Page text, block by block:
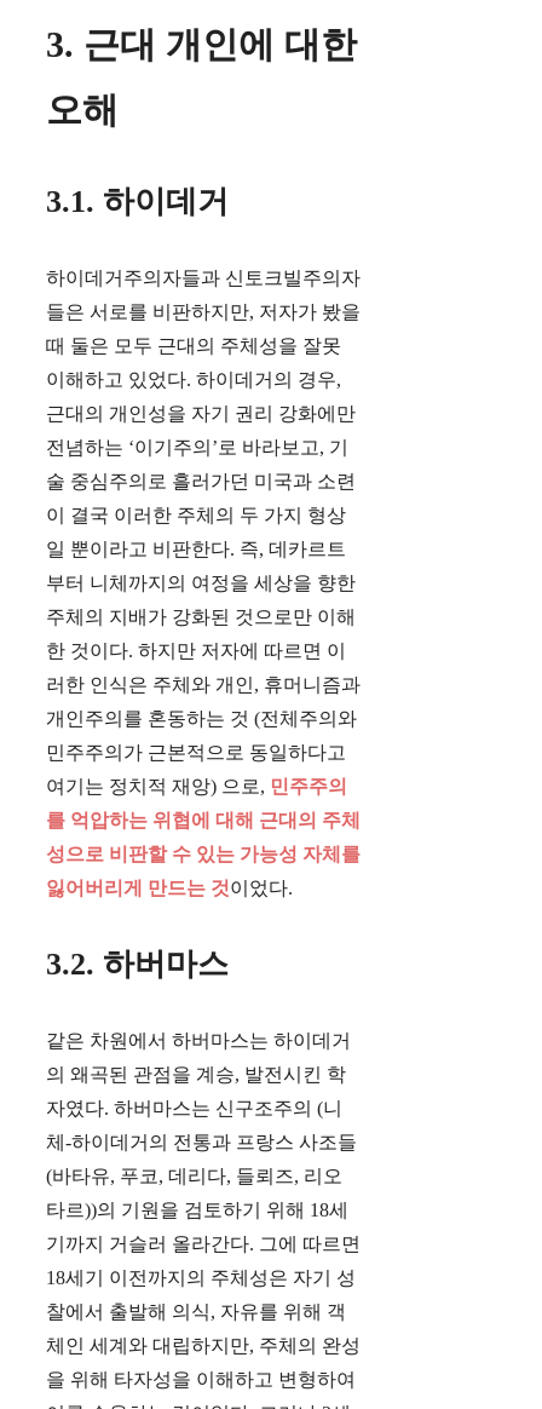
3. 근대 개인에 대한
오해
3.1. 하이데거
하이데거주의자들과 신토크빌주의자
들은 서로를 비판하지만, 저자가 봤을
때 둘은 모두 근대의 주체성을 잘못
이해하고 있었다. 하이데거의 경우,
근대의 개인성을 자기 권리 강화에만
전념하는 ‘이기주의’로 바라보고, 기
술 중심주의로 흘러가던 미국과 소련
이 결국 이러한 주체의 두 가지 형상
일 뿐이라고 비판한다. 즉, 데카르트
부터 니체까지의 여정을 세상을 향한
주체의 지배가 강화된 것으로만 이해
한 것이다. 하지만 저자에 따르면 이
러한 인식은 주체와 개인, 휴머니즘과
개인주의를 혼동하는 것 (전체주의와
민주주의가 근본적으로 동일하다고
여기는 정치적 재앙) 으로, 민주주의
를 억압하는 위협에 대해 근대의 주체
성으로 비판할 수 있는 가능성 자체를
잃어버리게 만드는 것이었다.
3.2. 하버마스
같은 차원에서 하버마스는 하이데거
의 왜곡된 관점을 계승, 발전시킨 학
자였다. 하버마스는 신구조주의 (니
체-하이데거의 전통과 프랑스 사조들
(바타유, 푸코, 데리다, 들뢰즈, 리오
타르))의 기원을 검토하기 위해 18세
기까지 거슬러 올라간다. 그에 따르면
18세기 이전까지의 주체성은 자기 성
찰에서 출발해 의식, 자유를 위해 객
체인 세계와 대립하지만, 주체의 완성
을 위해 타자성을 이해하고 변형하여